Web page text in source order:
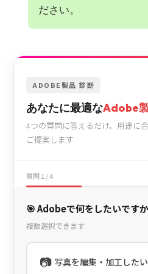
ださい。
ADOBE製品 診断
あなたに最適なAdobe
4つの質問に答えるだけ。用途に
ご提案します
質問 1 / 4
🎯 Adobeで何をしたいです
複数選択できます
📷 写真を編集・加工したい